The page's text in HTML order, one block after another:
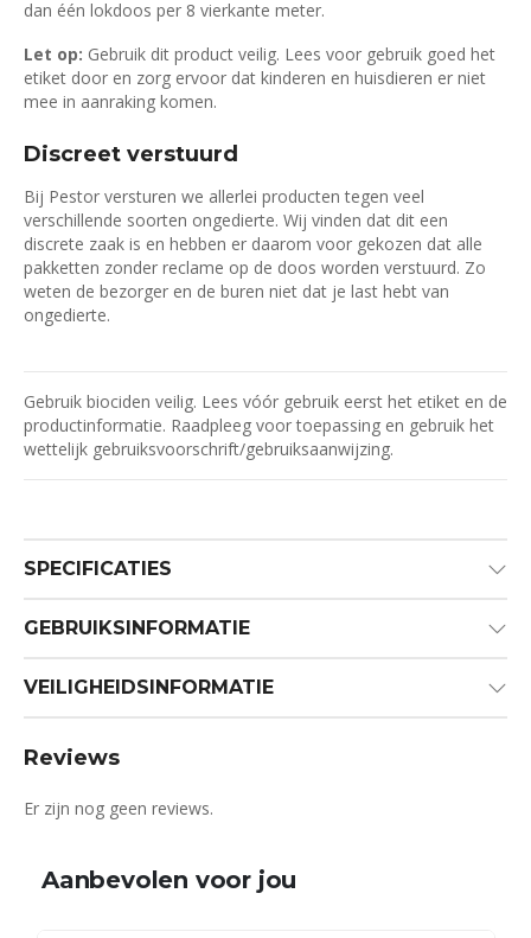
dan één lokdoos per 8 vierkante meter.
Let op: Gebruik dit product veilig. Lees voor gebruik goed het
etiket door en zorg ervoor dat kinderen en huisdieren er niet
mee in aanraking komen.
Discreet verstuurd
Bij Pestor versturen we allerlei producten tegen veel
verschillende soorten ongedierte. Wij vinden dat dit een
discrete zaak is en hebben er daarom voor gekozen dat alle
pakketten zonder reclame op de doos worden verstuurd. Zo
weten de bezorger en de buren niet dat je last hebt van
ongedierte.
Gebruik biociden veilig. Lees vóór gebruik eerst het etiket en de
productinformatie. Raadpleeg voor toepassing en gebruik het
wettelijk gebruiksvoorschrift/gebruiksaanwijzing.
SPECIFICATIES
GEBRUIKSINFORMATIE
VEILIGHEIDSINFORMATIE
Reviews
Er zijn nog geen reviews.
Aanbevolen voor jou